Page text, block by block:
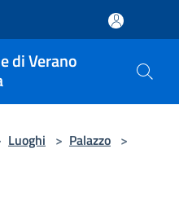
di Verano
Luoghi > Palazzo >